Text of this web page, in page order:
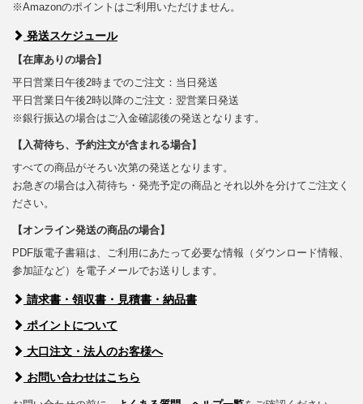
※Amazonのポイントはご利用いただけません。
発送スケジュール
【在庫ありの場合】
平日営業日午後2時までのご注文：当日発送
平日営業日午後2時以降のご注文：翌営業日発送
※銀行振込の場合はご入金確認後の発送となります。
【入荷待ち、予約注文が含まれる場合】
すべての商品がそろい次第の発送となります。
お急ぎの場合は入荷待ち・発売予定の商品とそれ以外を分けてご注文く
ださい。
【オンライン発送の商品の場合】
PDF版電子書籍は、ご利用にあたって必要な情報（ダウンロード情報、
参加証など）を電子メールでお送りします。
請求書・領収書・見積書・納品書
ポイントについて
大口注文・法人のお客様へ
お問い合わせはこちら